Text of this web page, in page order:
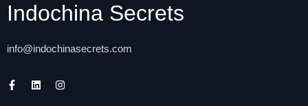
Indochina Secrets
info@indochinasecrets.com